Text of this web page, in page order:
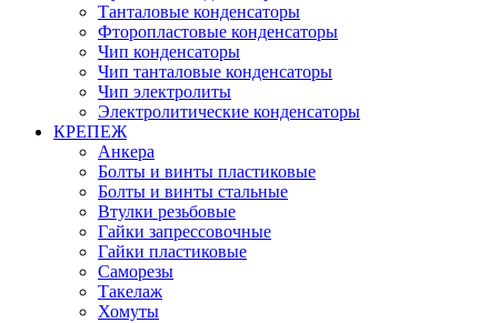
Танталовые конденсаторы
Фторопластовые конденсаторы
Чип конденсаторы
Чип танталовые конденсаторы
Чип электролиты
Электролитические конденсаторы
КРЕПЕЖ
Анкера
Болты и винты пластиковые
Болты и винты стальные
Втулки резьбовые
Гайки запрессовочные
Гайки пластиковые
Саморезы
Такелаж
Хомуты